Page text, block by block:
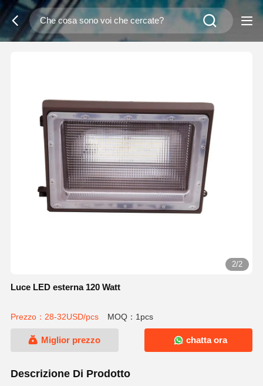
2/2
Luce LED esterna 120 Watt
Prezzo：28-32USD/pcs MOQ：1pcs
Miglior prezzo chatta ora
Descrizione Di Prodotto